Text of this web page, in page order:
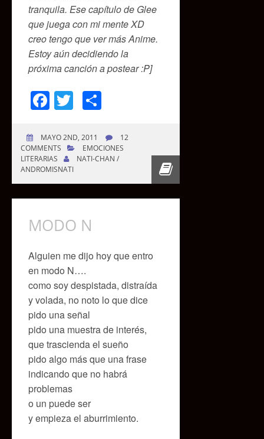
tranquila. Ese capítulo de Glee
que juega con mi mente XD
creo tengo que ver más Anime.
Estoy aún decidiendo la
próxima canción a postear :P]
Facebook
Twitter
MAYO 2ND, 2011
12
COMMENTS
EMOCIONES
LITERARIAS
NATI-CHAN /
ANDROMISNATI
MODO N
Alguien me dijo hoy que entro
en modo N….
como soy despistada, distraída
y volada, no noto lo que dice
pido una señal
pido una muestra de interés,
que trascienda el sueño
pido algo más que una frase
indicando que no habrá
problemas
o un puede ser
y empieza el aburrimiento.